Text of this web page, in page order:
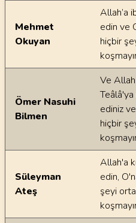
Mehmet
Okuyan
Allah’a
edin ve
hiçbir
Ömer Nasuhi
Bilmen
Ve Allah
ediniz
hiçbir
Süleyman
Ateş
Allah'a
edin,
şeyi